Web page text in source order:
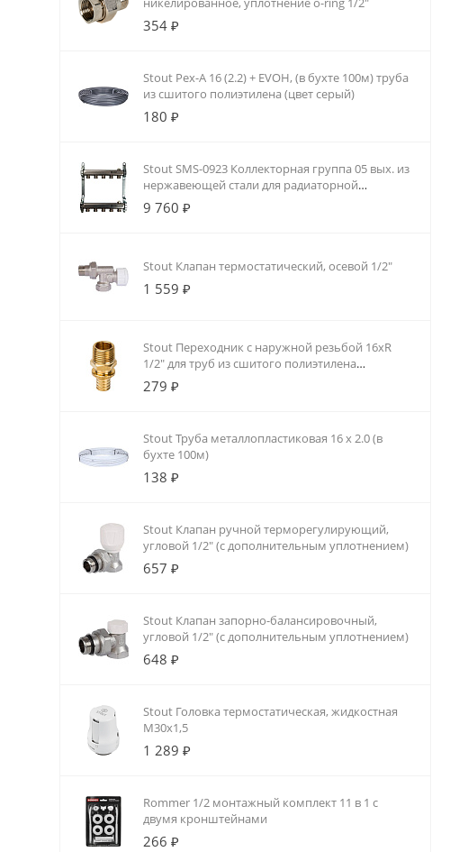
354 ₽
Stout Pex-A 16 (2.2) + EVOH, (в бухте 100м) труба
из сшитого полиэтилена (цвет серый)
180 ₽
Stout SMS-0923 Коллекторная группа 05 вых. из
нержавеющей стали для радиаторной
разводки
9 760 ₽
Stout Клапан термостатический, осевой 1/2"
1 559 ₽
Stout Переходник с наружной резьбой 16xR
1/2" для труб из сшитого полиэтилена
аксиальный
279 ₽
Stout Труба металлопластиковая 16 х 2.0 (в
бухте 100м)
138 ₽
Stout Клапан ручной терморегулирующий,
угловой 1/2" (с дополнительным уплотнением)
657 ₽
Stout Клапан запорно-балансировочный,
угловой 1/2" (с дополнительным уплотнением)
648 ₽
Stout Головка термостатическая, жидкостная
M30x1,5
1 289 ₽
Rommer 1/2 монтажный комплект 11 в 1 с
двумя кронштейнами
266 ₽